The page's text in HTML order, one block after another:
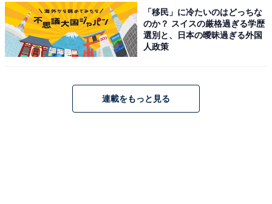
「移民」に冷たいのはどっちな
のか？ スイスの厳格過ぎる学歴
選別と、日本の曖昧過ぎる外国
人政策
連載をもっと見る